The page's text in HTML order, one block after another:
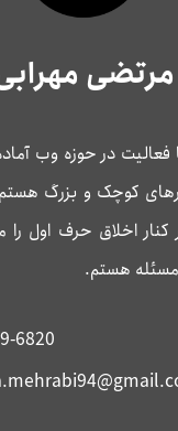
مرتضی
فعالیت در حوزه وب
کوچک و بزرگ
اخلاق حرف اول
هستم.
6820